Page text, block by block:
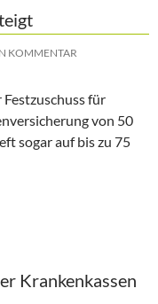
KOMMENTAR
für
von 50
sogar auf bis zu 75
Krankenkassen